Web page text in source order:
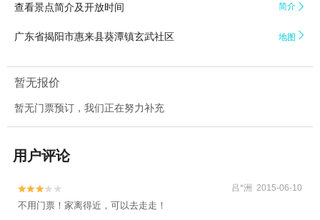
查看景点简介及开放时间 简介 
广东省揭阳市惠来县葵潭镇玄武社区 地图 
暂无报价
暂无门票预订，我们正在努力补充
用户评论

 吕*洲 2015-06-10
不用门票！家离得近，可以去走走！